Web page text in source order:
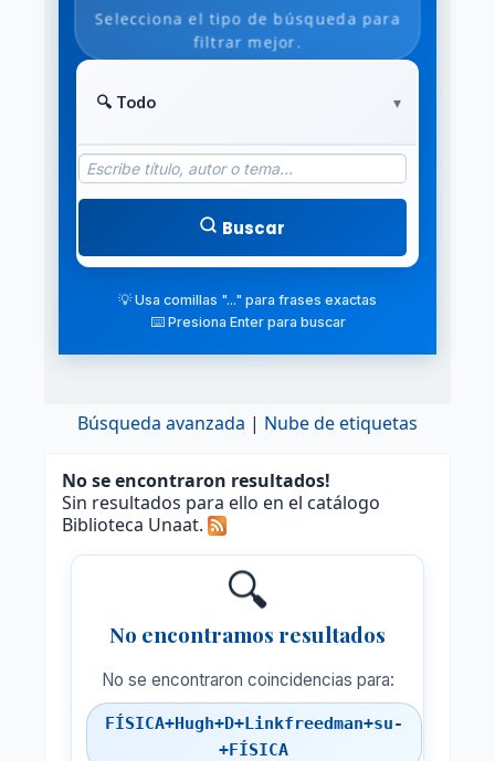
Selecciona el tipo de búsqueda para
filtrar mejor.
Buscar
💡 Usa comillas "..." para frases exactas
⌨️ Presiona Enter para buscar
Búsqueda avanzada Nube de etiquetas
No se encontraron resultados!
Sin resultados para ello en el catálogo
Biblioteca Unaat.
🔍
No encontramos resultados
No se encontraron coincidencias para:
FÍSICA+Hugh+D+Linkfreedman+su-
+FÍSICA